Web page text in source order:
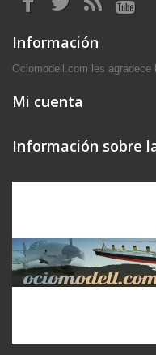
Información
Ociomodell.com les
Mi cuenta
Información sobre